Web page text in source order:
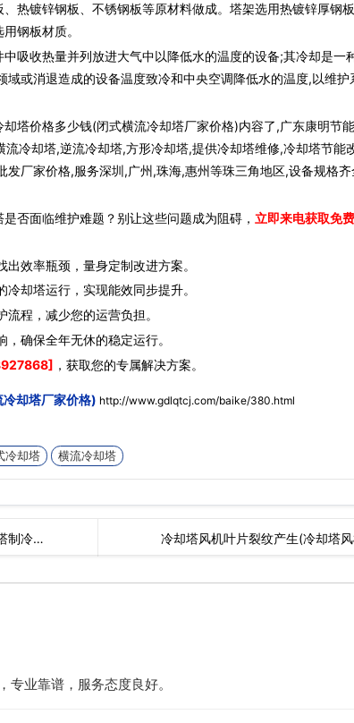
镀锌钢板、不锈钢板等原材料做成。塔架选用热镀锌厚钢
钢板材质。
收热量并列放进大气中以降低水的温度的设备;其冷却是一
或消退造成的设备温度致冷和中央空调降低水的温度,以维护
却塔价格多少钱(闭式横流冷却塔厂家价格)内容了,广东康明节
冷却塔,逆流冷却塔,方形冷却塔,提供冷却塔维修,冷却塔节能
厂家价格,服务深圳,广州,珠海,惠州等珠三角地区,设备规格
否面临维护难题？别让这些问题成为阻碍， 立即来电获取免
效率瓶颈，量身定制改进方案。
却塔运行，实现能效同步提升。
程，减少您的运营负担。
确保全年无休的稳定运行。
，获取您的专属解决方案。
却塔厂家价格) http://www.gdlqtcj.com/baike/380.html
冷却塔 横流冷却塔
制冷… 冷却塔风机叶片裂纹产生(冷却塔
业靠谱，服务态度良好。